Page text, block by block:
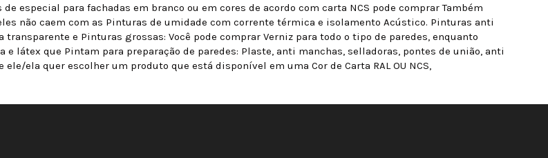
de especial para fachadas em branco ou em cores de acordo com carta NCS pode comprar Também
não caem com as Pinturas de umidade com corrente térmica e isolamento Acústico. Pinturas anti
e Pinturas grossas: Você pode comprar Verniz para todo o tipo de paredes, enquanto
látex que Pintam para preparação de paredes: Plaste, anti manchas, selladoras, pontes de união, anti
ela quer escolher um produto que está disponível em uma Cor de Carta RAL OU NCS,